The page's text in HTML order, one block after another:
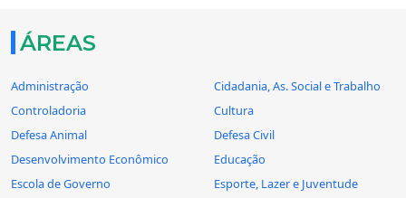
ÁREAS
Administração
Cidadania, As. Social e Trabalho
Controladoria
Cultura
Defesa Animal
Defesa Civil
Desenvolvimento Econômico
Educação
Escola de Governo
Esporte, Lazer e Juventude